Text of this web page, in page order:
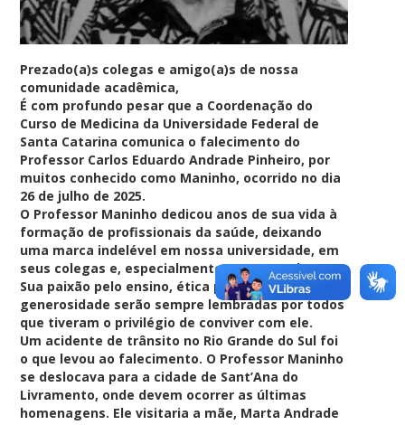
Prezado(a)s colegas e amigo(a)s de nossa
comunidade acadêmica,
É com profundo pesar que a Coordenação do
Curso de Medicina da Universidade Federal de
Santa Catarina comunica o falecimento do
Professor Carlos Eduardo Andrade Pinheiro, por
muitos conhecido como Maninho, ocorrido no dia
26 de julho de 2025.
O Professor Maninho dedicou anos de sua vida à
formação de profissionais da saúde, deixando
uma marca indelével em nossa universidade, em
seus colegas e, especialmente, em seus alunos.
Sua paixão pelo ensino, ética profissional e
generosidade serão sempre lembradas por todos
que tiveram o privilégio de conviver com ele.
Um acidente de trânsito no Rio Grande do Sul foi
o que levou ao falecimento. O Professor Maninho
se deslocava para a cidade de Sant’Ana do
Livramento, onde devem ocorrer as últimas
homenagens. Ele visitaria a mãe, Marta Andrade